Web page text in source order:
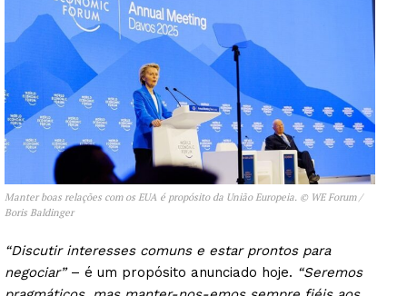
Manter boas relações com os EUA é propósito da União Europeia. © WE Forum /
Boris Baldinger
“Discutir interesses comuns e estar prontos para
negociar”– é um propósito anunciado hoje. “Seremos